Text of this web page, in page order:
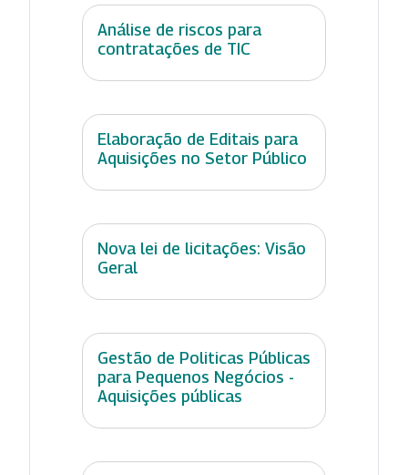
Análise de riscos para
contratações de TIC
Elaboração de Editais para
Aquisições no Setor Público
Nova lei de licitações: Visão
Geral
Gestão de Politicas Públicas
para Pequenos Negócios -
Aquisições públicas